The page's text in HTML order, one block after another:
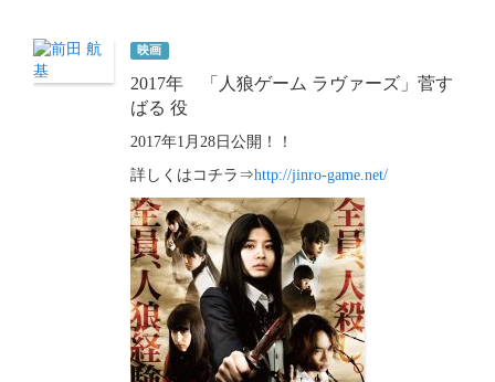
映画
2017年 「人狼ゲーム ラヴァーズ」菅す
ばる 役
2017年1月28日公開！！
詳しくはコチラ⇒http://jinro-game.net/